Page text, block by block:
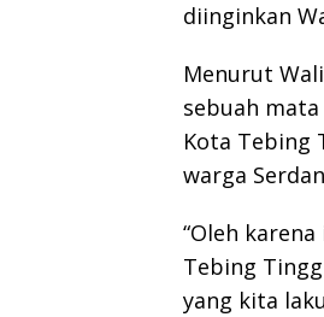
diinginkan
Menurut
sebuah
Kota Tebing
warga
“Oleh
Tebing
yang kita